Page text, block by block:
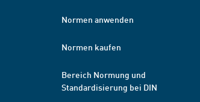
Normen anwenden
Normen kaufen
Bereich Normung und
Standardisierung bei DIN